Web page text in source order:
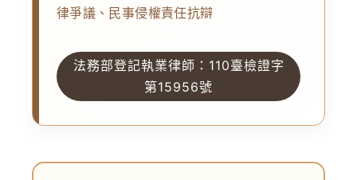
律爭議、民事侵權責任抗辯
法務部登記執業律師：110臺檢證字
第15956號